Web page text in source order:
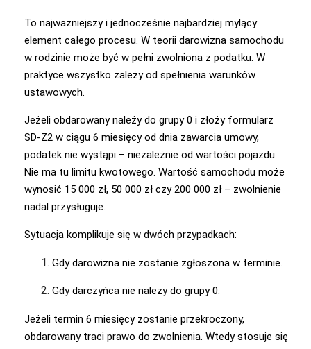
To najważniejszy i jednocześnie najbardziej mylący
element całego procesu. W teorii darowizna samochodu
w rodzinie może być w pełni zwolniona z podatku. W
praktyce wszystko zależy od spełnienia warunków
ustawowych.
Jeżeli obdarowany należy do grupy 0 i złoży formularz
SD-Z2 w ciągu 6 miesięcy od dnia zawarcia umowy,
podatek nie wystąpi – niezależnie od wartości pojazdu.
Nie ma tu limitu kwotowego. Wartość samochodu może
wynosić 15 000 zł, 50 000 zł czy 200 000 zł – zwolnienie
nadal przysługuje.
Sytuacja komplikuje się w dwóch przypadkach:
Gdy darowizna nie zostanie zgłoszona w terminie.
Gdy darczyńca nie należy do grupy 0.
Jeżeli termin 6 miesięcy zostanie przekroczony,
obdarowany traci prawo do zwolnienia. Wtedy stosuje się